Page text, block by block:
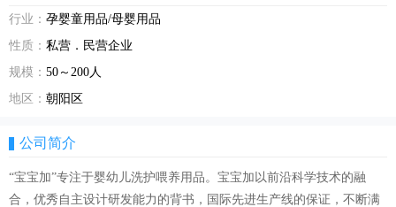
行业： 孕婴童用品/母婴用品
性质： 私营．民营企业
规模： 50～200人
地区： 朝阳区
公司简介
“宝宝加”专注于婴幼儿洗护喂养用品。宝宝加以前沿科学技术的融
合，优秀自主设计研发能力的背书，国际先进生产线的保证，不断满